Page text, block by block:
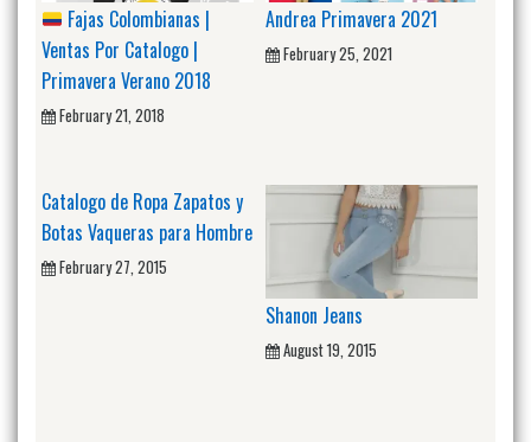
Fajas Colombianas |
Ventas Por Catalogo |
Primavera Verano 2018
February 21, 2018
Andrea Primavera 2021
February 25, 2021
Catalogo de Ropa Zapatos y
Botas Vaqueras para Hombre
February 27, 2015
Shanon Jeans
August 19, 2015